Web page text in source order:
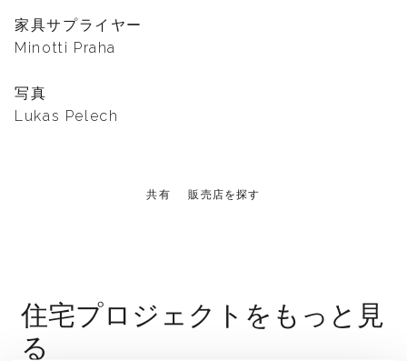
家具サプライヤー
Minotti Praha
写真
Lukas Pelech
共有 販売店を探す
住宅プロジェクトをもっと見
る